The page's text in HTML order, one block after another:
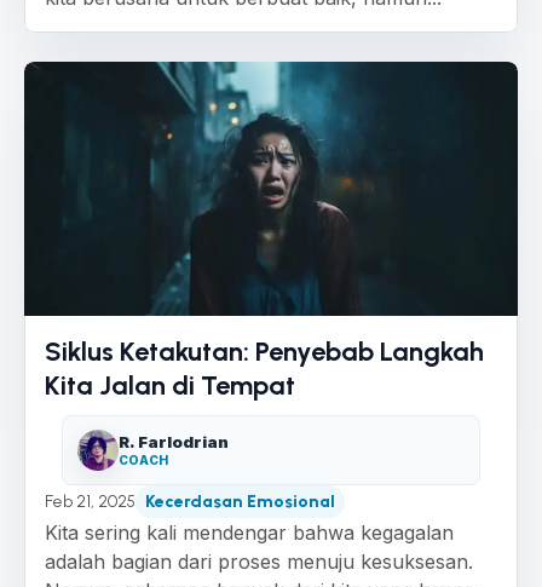
Siklus Ketakutan: Penyebab Langkah
Kita Jalan di Tempat
R. Farlodrian
COACH
Feb 21, 2025 Kecerdasan Emosional
Kita sering kali mendengar bahwa kegagalan
adalah bagian dari proses menuju kesuksesan.